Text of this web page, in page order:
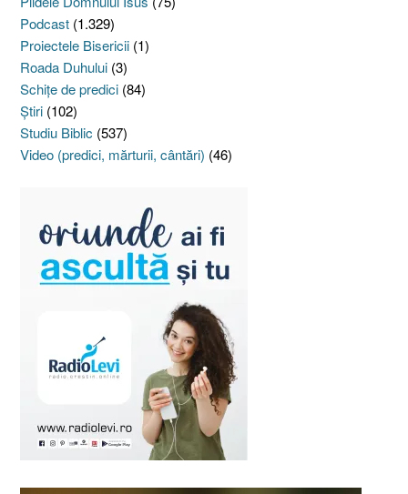
Podcast (1.329)
Proiectele Bisericii (1)
Roada Duhului (3)
Schiţe de predici (84)
Ştiri (102)
Studiu Biblic (537)
Video (predici, mărturii, cântări) (46)